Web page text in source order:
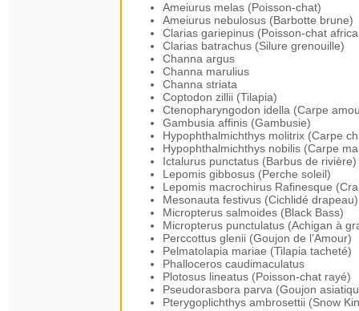
Ameiurus melas (Poisson-chat)
Ameiurus nebulosus (Barbotte brune)
Clarias gariepinus (Poisson-chat
Clarias batrachus (Silure grenouille)
Channa argus
Channa marulius
Channa striata
Coptodon zillii (Tilapia)
Ctenopharyngodon idella (Carpe
Gambusia affinis (Gambusie)
Hypophthalmichthys molitrix (Carpe
Hypophthalmichthys nobilis (Carpe
Ictalurus punctatus (Barbus de rivière)
Lepomis gibbosus (Perche soleil)
Lepomis macrochirus Rafinesque
Mesonauta festivus (Cichlidé drapeau)
Micropterus salmoides (Black Bass)
Micropterus punctulatus (Achigan à
Perccottus glenii (Goujon de l’Amour)
Pelmatolapia mariae (Tilapia tacheté)
Phalloceros caudimaculatus
Plotosus lineatus (Poisson-chat rayé)
Pseudorasbora parva (Goujon
Pterygoplichthys ambrosettii (Snow